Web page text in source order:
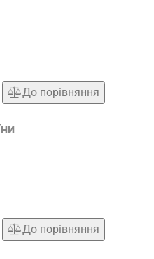
До порівняння
До порівняння